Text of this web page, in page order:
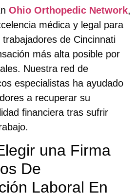
Ohio Orthopedic Network,
médica y legal para
de Cincinnati
más alta posible por
Nuestra red de
especialistas ha ayudado
a recuperar su
financiera tras sufrir
una Firma
De
Laboral En